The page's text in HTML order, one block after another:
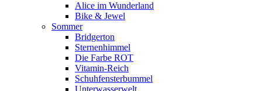
Alice im Wunderland
Bike & Jewel
Sommer
Bridgerton
Sternenhimmel
Die Farbe ROT
Vitamin-Reich
Schuhfensterbummel
Unterwasserwelt